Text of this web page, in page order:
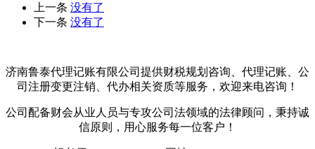
上一条 没有了
下一条 没有了
济南鲁泰代理记账有限公司提供财税规划咨询、代理记账、公
司注册变更注销、代办相关资质等服务，欢迎来电咨询！
公司配备财会从业人员与专攻公司法领域的法律顾问，秉持诚
信原则，用心服务每一位客户！